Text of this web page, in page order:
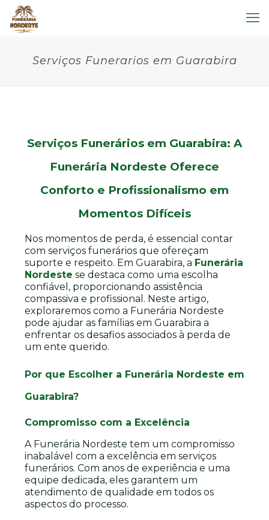
Serviços Funerarios em Guarabira
Serviços Funerários em Guarabira: A
Funerária Nordeste Oferece
Conforto e Profissionalismo em
Momentos Difíceis
Nos momentos de perda, é essencial contar
com serviços funerários que ofereçam
suporte e respeito. Em Guarabira, a Funerária
Nordeste se destaca como uma escolha
confiável, proporcionando assistência
compassiva e profissional. Neste artigo,
exploraremos como a Funerária Nordeste
pode ajudar as famílias em Guarabira a
enfrentar os desafios associados à perda de
um ente querido.
Por que Escolher a Funerária Nordeste em
Guarabira?
Compromisso com a Excelência
A Funerária Nordeste tem um compromisso
inabalável com a excelência em serviços
funerários. Com anos de experiência e uma
equipe dedicada, eles garantem um
atendimento de qualidade em todos os
aspectos do processo.